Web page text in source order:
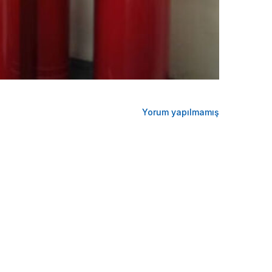
Yorum yapılmamış